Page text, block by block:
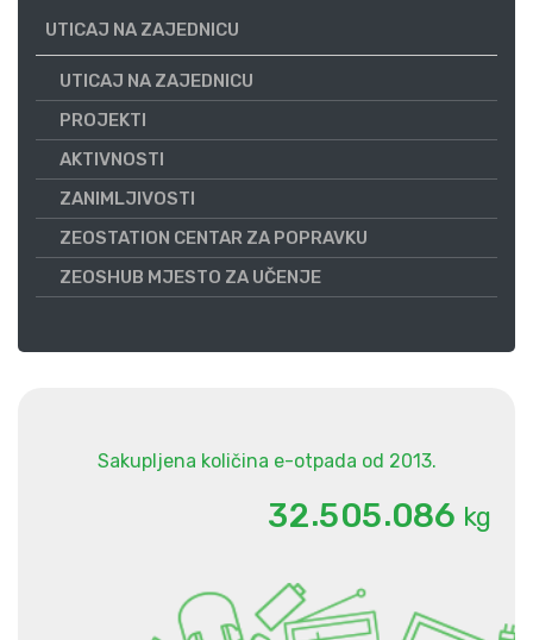
UTICAJ NA ZAJEDNICU
UTICAJ NA ZAJEDNICU
PROJEKTI
AKTIVNOSTI
ZANIMLJIVOSTI
ZEOSTATION CENTAR ZA POPRAVKU
ZEOSHUB MJESTO ZA UČENJE
Sakupljena količina e-otpada od 2013.
32.505.086 kg